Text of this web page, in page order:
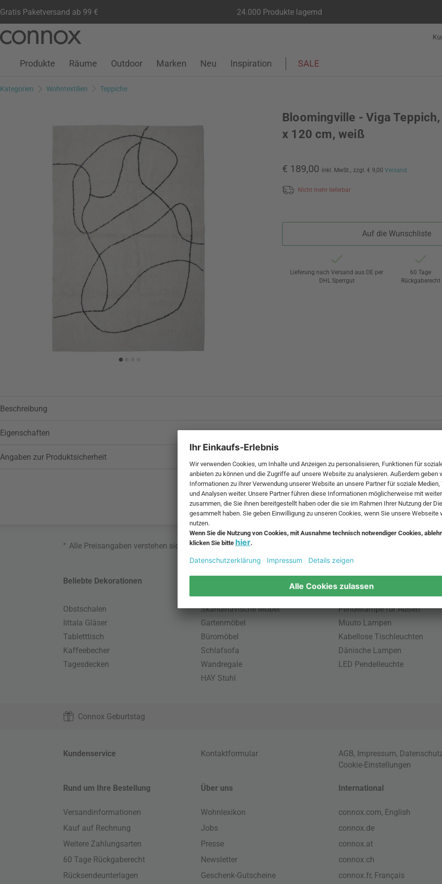
Gratis Paketversand ab 99 € 24.000 Produkte lagernd
Seiteninhalt
Suchfeld
Kundenkonto
Wunschliste
Warenkorb
Produkte Räume Outdoor Marken Neu Inspiration SALE
Kategorien Wohntextilien Teppiche
Bloomingville - Viga
x 120 cm, weiß
€ 189,00 inkl. MwSt., zzgl. € 9,00 Versand
Nicht mehr lieferbar
Auf die Wunschliste
Lieferung nach Versand aus DE per
DHL Sperrgut
60 Tage
Rückgaberecht
Beschreibung
Eigenschaften
Angaben zur Produktsicherheit
* Alle Preisangaben verstehen sich inklusive MwSt. und zzgl.
Beliebte Dekorationen
Obstschalen
Iittala Gläser
Tabletttisch
Kaffeebecher
Tagesdecken
Skandinavische Möbel
Gartenmöbel
Büromöbel
Schlafsofa
Wandregale
HAY Stuhl
Beliebte Leuchten
Pendellampe für Außen
Muuto Lampen
Kabellose Tischleuchten
Dänische Lampen
LED Pendelleuchte
Connox Geburtstag
Kundenservice Kontaktformular AGB, Impressum,
Cookie-Einstellungen
Rund um Ihre Bestellung
Versandinformationen
Kauf auf Rechnung
Weitere Zahlungsarten
60 Tage Rückgaberecht
Rücksendeunterlagen
Über uns
Wohnlexikon
Jobs
Presse
Newsletter
Geschenk-Gutscheine
International
connox.com, English
connox.de
connox.at
connox.ch
connox.fr, Français